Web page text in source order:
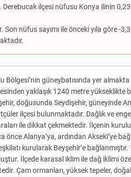
ilçesi nüfusu Konya ilinin
nüfus sayımı ile önceki yıla göre -
Bölgesi’nin güneybatısında yer
yaklaşık 1240 metre yükseklikte
doğusunda Seydişehir, güneyinde
ilçesi bulunmaktadır. Dağlık ve
ile dikkat çekmektedir. İlçenin
Alanya’ya, ardından Akseki’ye
kurularak Beyşehir’e bağlanmıştır.
İlçede karasal iklim ile dağ iklimi
Çam ormanları, yüksek tepeler,